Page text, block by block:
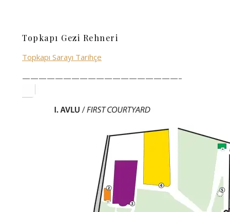
Topkapı Gezi Rehneri
Topkapı Sarayı Tarihçe
———————————————————–